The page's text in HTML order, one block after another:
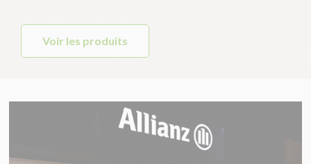
Voir les produits